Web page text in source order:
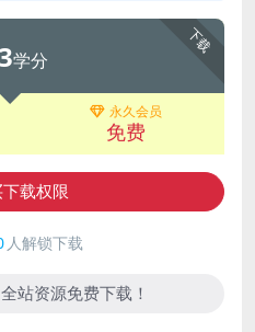
下载
3学分
永久会员
免费
下载权限
人解锁下载
站资源免费下载！